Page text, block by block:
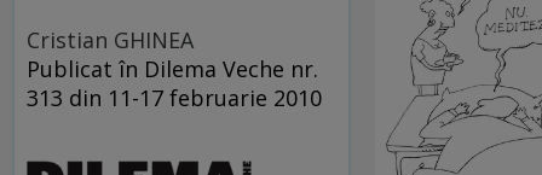
Cristian GHINEA
Publicat în Dilema Veche nr.
313 din 11-17 februarie 2010